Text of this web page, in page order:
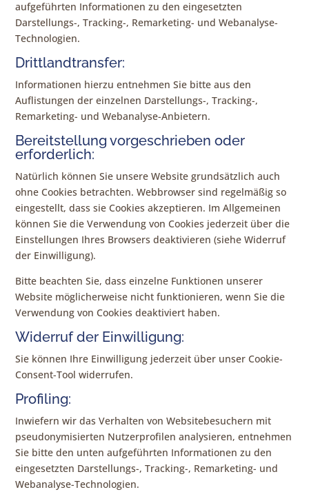
aufgeführten Informationen zu den eingesetzten
Darstellungs-, Tracking-, Remarketing- und Webanalyse-
Technologien.
Drittlandtransfer:
Informationen hierzu entnehmen Sie bitte aus den
Auflistungen der einzelnen Darstellungs-, Tracking-,
Remarketing- und Webanalyse-Anbietern.
Bereitstellung vorgeschrieben oder
erforderlich:
Natürlich können Sie unsere Website grundsätzlich auch
ohne Cookies betrachten. Webbrowser sind regelmäßig so
eingestellt, dass sie Cookies akzeptieren. Im Allgemeinen
können Sie die Verwendung von Cookies jederzeit über die
Einstellungen Ihres Browsers deaktivieren (siehe Widerruf
der Einwilligung).
Bitte beachten Sie, dass einzelne Funktionen unserer
Website möglicherweise nicht funktionieren, wenn Sie die
Verwendung von Cookies deaktiviert haben.
Widerruf der Einwilligung:
Sie können Ihre Einwilligung jederzeit über unser Cookie-
Consent-Tool widerrufen.
Profiling:
Inwiefern wir das Verhalten von Websitebesuchern mit
pseudonymisierten Nutzerprofilen analysieren, entnehmen
Sie bitte den unten aufgeführten Informationen zu den
eingesetzten Darstellungs-, Tracking-, Remarketing- und
Webanalyse-Technologien.